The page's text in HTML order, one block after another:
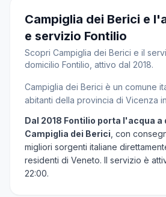
Campiglia dei Berici e
e servizio Fontilio
Scopri Campiglia dei Berici e il
domicilio Fontilio, attivo dal 2018.
Campiglia dei Berici è un comune
abitanti della provincia di Vicenza
Dal 2018 Fontilio porta l'acqua a
Campiglia dei Berici , con
migliori sorgenti italiane
residenti di Veneto. Il servizio è
22:00.